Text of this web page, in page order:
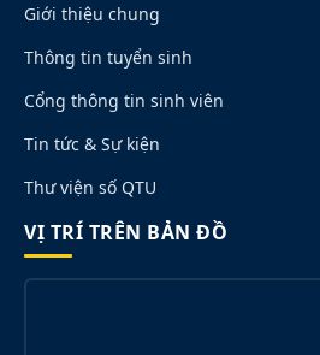
Giới thiệu chung
Thông tin tuyển sinh
Cổng thông tin sinh viên
Tin tức & Sự kiện
Thư viện số QTU
VỊ TRÍ TRÊN BẢN ĐỒ